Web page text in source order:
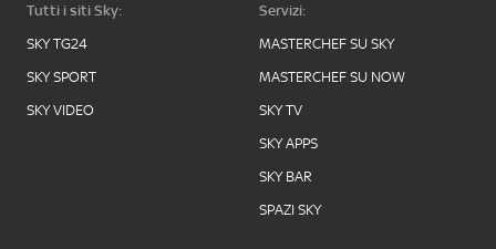
Tutti i siti Sky:
SKY TG24
SKY SPORT
SKY VIDEO
Servizi:
MASTERCHEF SU SKY
MASTERCHEF SU NOW
SKY TV
SKY APPS
SKY BAR
SPAZI SKY